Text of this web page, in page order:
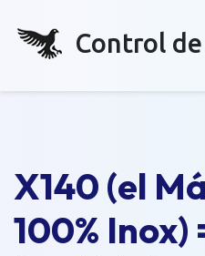
Control
X140 (el
100% Inox)